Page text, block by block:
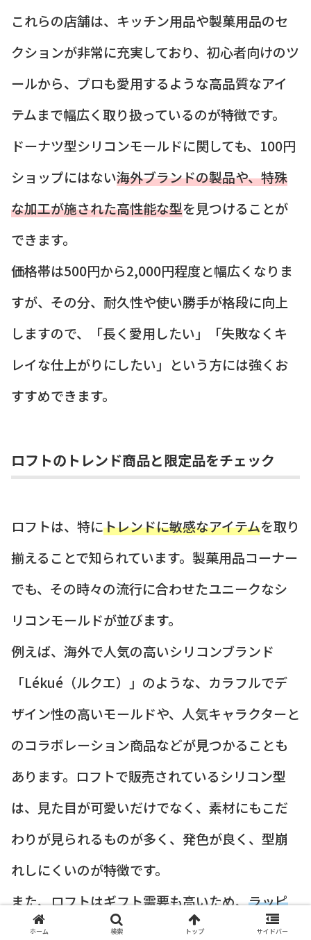
これらの店舗は、キッチン用品や製菓用品のセ
クションが非常に充実しており、初心者向けのツ
ールから、プロも愛用するような高品質なアイ
テムまで幅広く取り扱っているのが特徴です。
ドーナツ型シリコンモールドに関しても、100円
ショップにはない海外ブランドの製品や、特殊
な加工が施された高性能な型を見つけることが
できます。
価格帯は500円から2,000円程度と幅広くなりま
すが、その分、耐久性や使い勝手が格段に向上
しますので、「長く愛用したい」「失敗なくキ
レイな仕上がりにしたい」という方には強くお
すすめできます。
ロフトのトレンド商品と限定品をチェック
ロフトは、特にトレンドに敏感なアイテムを取り
揃えることで知られています。製菓用品コーナー
でも、その時々の流行に合わせたユニークなシ
リコンモールドが並びます。
例えば、海外で人気の高いシリコンブランド
「Lékué（ルクエ）」のような、カラフルでデ
ザイン性の高いモールドや、人気キャラクターと
のコラボレーション商品などが見つかることも
あります。ロフトで販売されているシリコン型
は、見た目が可愛いだけでなく、素材にもこだ
わりが見られるものが多く、発色が良く、型崩
れしにくいのが特徴です。
また、ロフトはギフト需要も高いため、ラッピ
ング用品や製菓キットとセットで販売されてい
ホーム 検索 トップ サイドバー